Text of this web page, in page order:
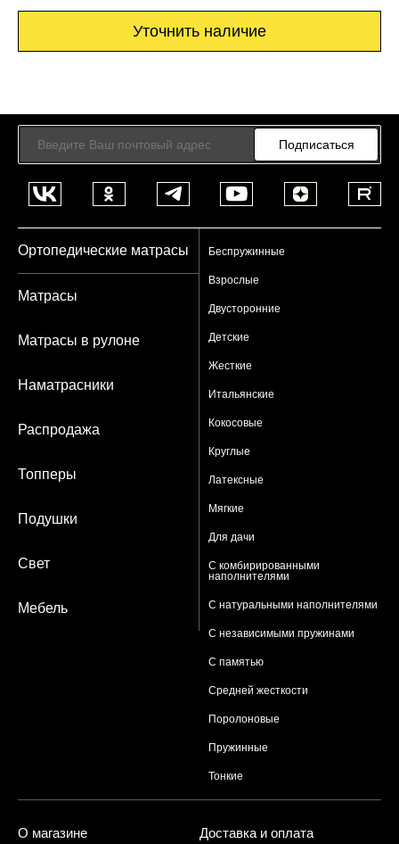
Уточнить наличие
Подписаться
Ортопедические матрасы Беспружинные
Взрослые
Двусторонние
Детские
Жесткие
Итальянские
Кокосовые
Круглые
Латексные
Мягкие
Для дачи
С комбирированными
наполнителями
С натуральными наполнителями
С независимыми пружинами
С памятью
Средней жесткости
Поролоновые
Пружинные
Тонкие
Матрасы
Матрасы в рулоне
Наматрасники
Распродажа
Топперы
Подушки
Свет
Мебель
О магазине Доставка и оплата